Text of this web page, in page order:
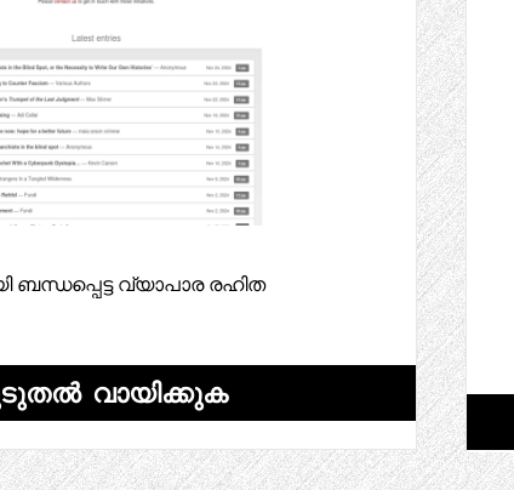
വ്യാപാര രഹിത
വായിക്കുക